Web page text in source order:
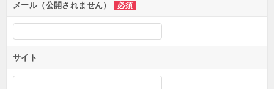
メール（公開されません） 必須
サイト